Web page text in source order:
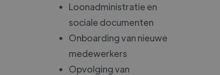
Loonadministratie en
sociale documenten
Onboarding van nieuwe
medewerkers
Opvolging van